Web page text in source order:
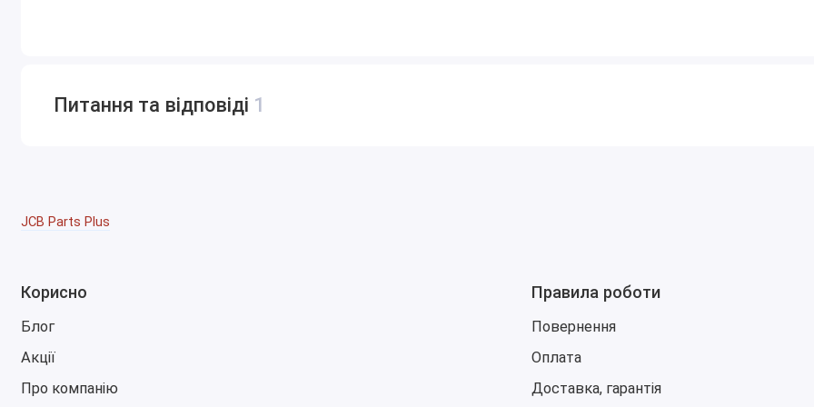
Питання та відповіді 1
JCB Parts Plus
Корисно
Блог
Акції
Про компанію
Правила роботи
Повернення
Оплата
Доставка, гарантія